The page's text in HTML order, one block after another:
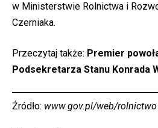
w Ministerstwie Rolnictwa i
Czerniaka.
Przeczytaj także: Premier
Podsekretarza Stanu Konrada
Źródło: www.gov.pl/web/rolnictwo